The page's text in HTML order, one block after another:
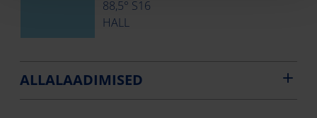
88,5° S16
HALL
ALLALAADIMISED